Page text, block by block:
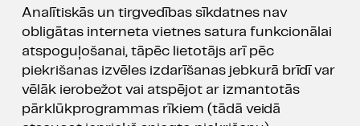
Analītiskās un tirgvedības sīkdatnes nav
obligātas interneta vietnes satura funkcionālai
atspoguļošanai, tāpēc lietotājs arī pēc
piekrišanas izvēles izdarīšanas jebkurā brīdī var
vēlāk ierobežot vai atspējot ar izmantotās
pārklūkprogrammas rīkiem (tādā veidā